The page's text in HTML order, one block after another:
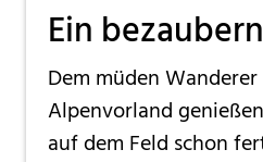
Ein
Dem müden
Alpenvorland
auf dem Feld schon